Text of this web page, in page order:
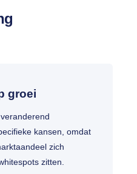
groei
kansen, omdat
zich
zitten.